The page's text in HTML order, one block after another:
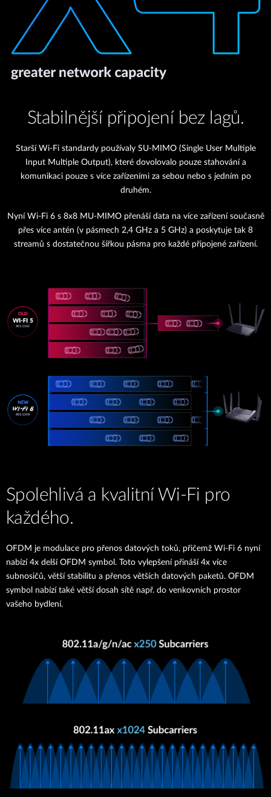
Stabilnější připojení bez lagů.
Starší Wi-Fi standardy používaly SU-MIMO (Single User Multiple
Input Multiple Output), které dovolovalo pouze stahování a
komunikaci pouze s více zařízeními za sebou nebo s jedním po
druhém.
Nyní Wi-Fi 6 s 8x8 MU-MIMO přenáší data na více zařízení současně
přes více antén (v pásmech 2,4 GHz a 5 GHz) a poskytuje tak 8
streamů s dostatečnou šířkou pásma pro každé připojené zařízení.
Spolehlivá a kvalitní Wi-Fi pro
každého.
OFDM je modulace pro přenos datových toků, přičemž Wi-Fi 6 nyní
nabízí 4x delší OFDM symbol. Toto vylepšení přináší 4x více
subnosičů, větší stabilitu a přenos větších datových paketů. OFDM
symbol nabízí také větší dosah sítě např. do venkovních prostor
vašeho bydlení.